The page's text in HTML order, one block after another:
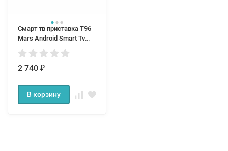
Смарт тв приставка T96
Mars Android Smart Tv
Box 1/8
2 740 ₽
В корзину